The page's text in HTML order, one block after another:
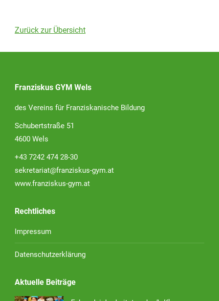
Zurück zur Übersicht
Franziskus GYM Wels
des Vereins für Franziskanische Bildung
Schubertstraße 51
4600 Wels
+43 7242 474 28-30
sekretariat@franziskus-gym.at
www.franziskus-gym.at
Rechtliches
Impressum
Datenschutzerklärung
Aktuelle Beiträge